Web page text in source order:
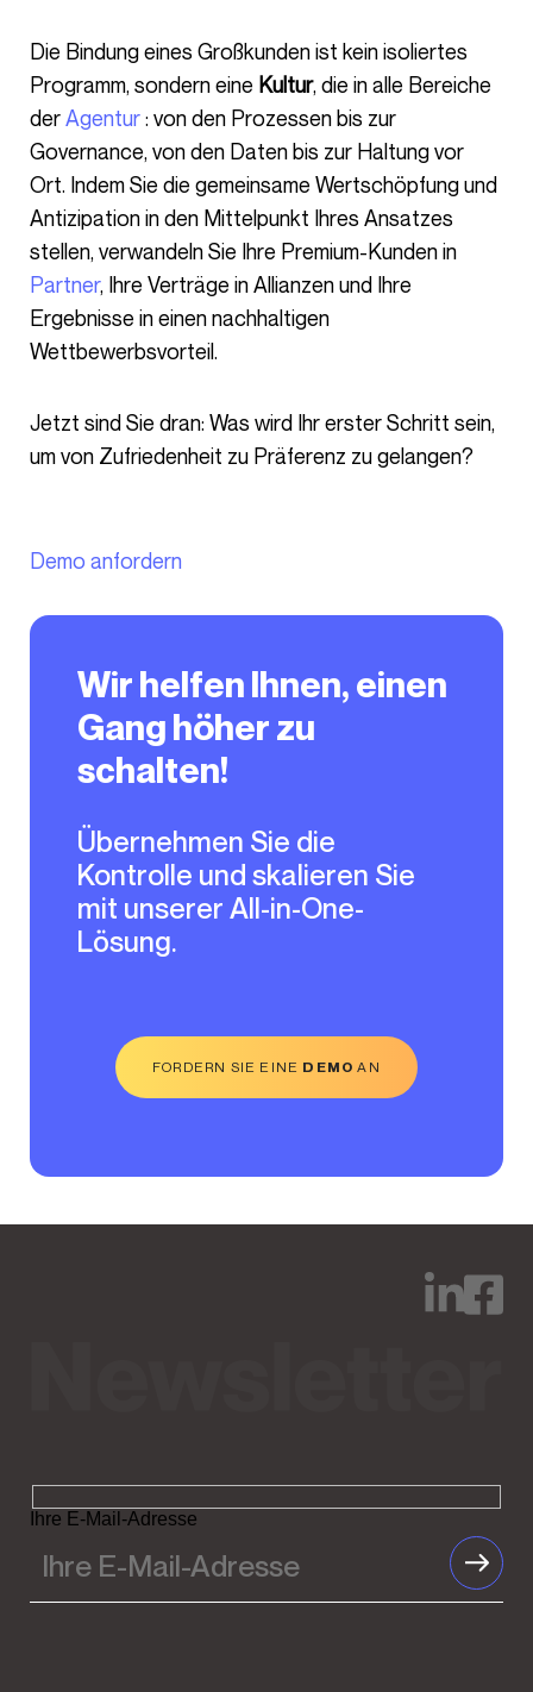
Wir helfen Ihnen, einen
Gang höher zu
schalten!
Übernehmen Sie die
Kontrolle und skalieren Sie
mit unserer All-in-One-
Lösung.
FORDERN SIE EINE DEMO AN
Die Bindung eines Großkunden ist kein isoliertes
Programm, sondern eine Kultur, die in alle Bereiche
derAgentur: von den Prozessen bis zur
Governance, von den Daten bis zur Haltung vor
Ort. Indem Sie die gemeinsame Wertschöpfung und
Antizipation in den Mittelpunkt Ihres Ansatzes
stellen, verwandeln Sie Ihre Premium-Kunden in
Partner, Ihre Verträge in Allianzen und Ihre
Ergebnisse in einen nachhaltigen
Wettbewerbsvorteil.
Jetzt sind Sie dran: Was wird Ihr erster Schritt sein,
um von Zufriedenheit zu Präferenz zu gelangen?
Demo anfordern
Ihre E-Mail-Adresse